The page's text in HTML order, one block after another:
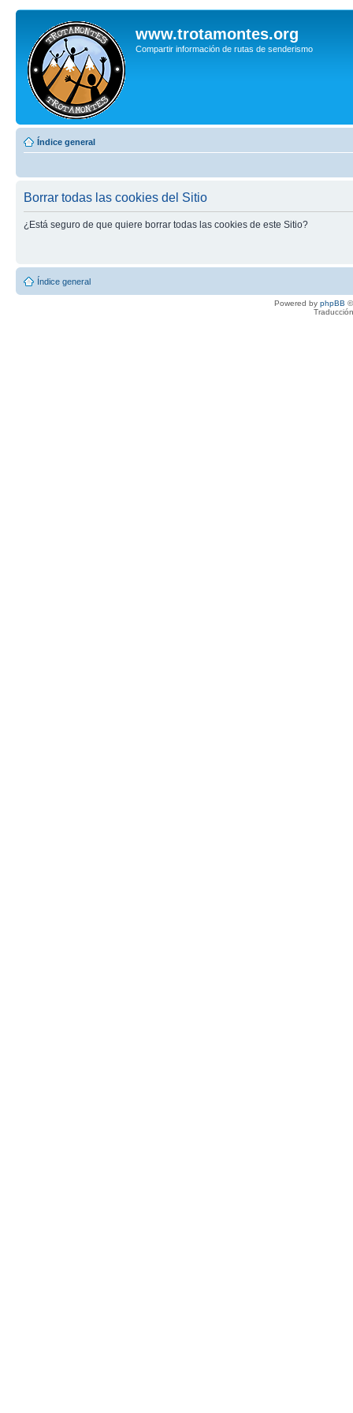
www.trotamontes.org
Compartir información de rutas de senderismo
Índice general
Borrar todas las cookies del Sitio
¿Está seguro de que quiere borrar todas las cookies de este Sitio?
Índice general
Powered by phpBB